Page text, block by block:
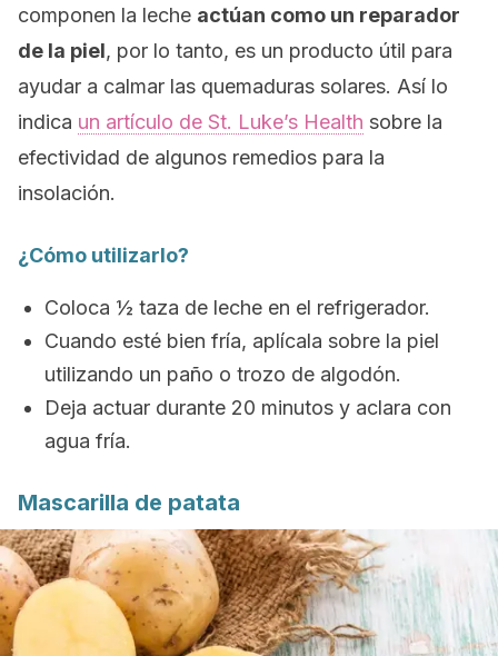
componen la leche actúan como un reparador
de la piel, por lo tanto, es un producto útil para
ayudar a calmar las quemaduras solares. Así lo
indica un artículo de St. Luke’s Health sobre la
efectividad de algunos remedios para la
insolación.
¿Cómo utilizarlo?
Coloca ½ taza de leche en el refrigerador.
Cuando esté bien fría, aplícala sobre la piel
utilizando un paño o trozo de algodón.
Deja actuar durante 20 minutos y aclara con
agua fría.
Mascarilla de patata